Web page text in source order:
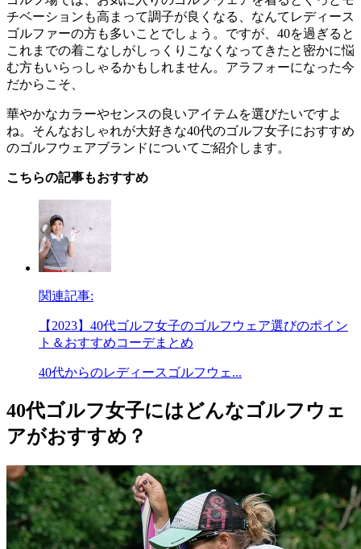
チベーションも高まって調子が良くなる、なんてレディース
ゴルファーの方も多いことでしょう。ですが、40を過ぎると
これまでの着こなしがしっくりこなくなってきたと密かに悩
む方もいらっしゃるかもしれません。アラフォーになった今
だからこそ、
華やかなカラーやセンスの良いアイテムを選びたいですよ
ね。そんなおしゃれが大好きな40代のゴルフ女子におすすめ
のゴルフウェアブランドについてご紹介します。
こちらの記事もおすすめ
関連記事:
【2023】40代ゴルフ女子のゴルフウェア選びのポイン
ト＆おすすめコーデまとめ
40代からのレディースゴルフウェ...
40代ゴルフ女子にはどんなゴルフウェ
アがおすすめ？